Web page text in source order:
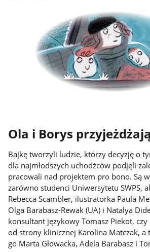
Ola i Borys
Bajkę tworzyli ludzie, którzy decyzję o
dla najmłodszych uchodźców podjęli
pracowali nad projektem pro bono. Są
zarówno studenci Uniwersytetu SWPS,
Rebecca Scambler, ilustratorka Paula
Olga Barabasz-Rewak (UA) i Natalya
konsultant językowy Tomasz Piekot,
od strony klinicznej Karolina Matczak, a
go Marta Głowacka, Adela Barabasz i